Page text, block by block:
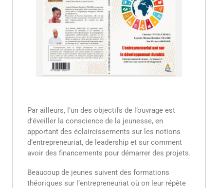
Par ailleurs, l’un des objectifs de l’ouvrage est
d’éveiller la conscience de la jeunesse, en
apportant des éclaircissements sur les notions
d’entrepreneuriat, de leadership et sur comment
avoir des financements pour démarrer des projets.
Beaucoup de jeunes suivent des formations
théoriques sur l’entrepreneuriat où on leur répète